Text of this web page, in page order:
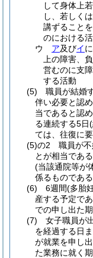
して身体上
し、若しく
講ずること
のにおける
ウ
ア及びイ
上の障害、
営むのに支
する活動
(5)
職員が結婚
伴い必要と認
当であると認
る連続する5日
ては、往復に
(5)の2
職員が
とが相当であ
(当該通院等が
係るものであ
(6)
6週間(多胎
産する予定で
での申し出た
(7)
女子職員が
を経過する日
が就業を申し
た業務に就く